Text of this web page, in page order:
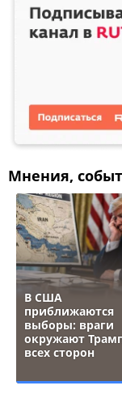
Мнения,
В США
приближаются
выборы: враги
окружают
всех сторон